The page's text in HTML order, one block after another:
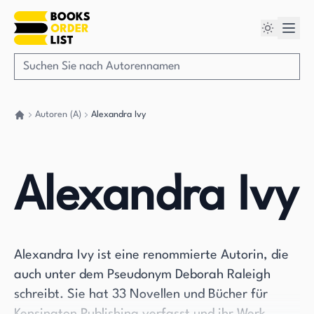
Autoren (A) Alexandra Ivy
Alexandra Ivy
Alexandra Ivy ist eine renommierte Autorin, die
auch unter dem Pseudonym Deborah Raleigh
schreibt. Sie hat 33 Novellen und Bücher für